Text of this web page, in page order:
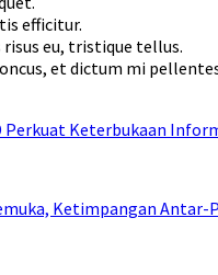
efficitur.
risus eu, tristique tellus.
et dictum mi
Keterbukaan
Ketimpangan Antar-